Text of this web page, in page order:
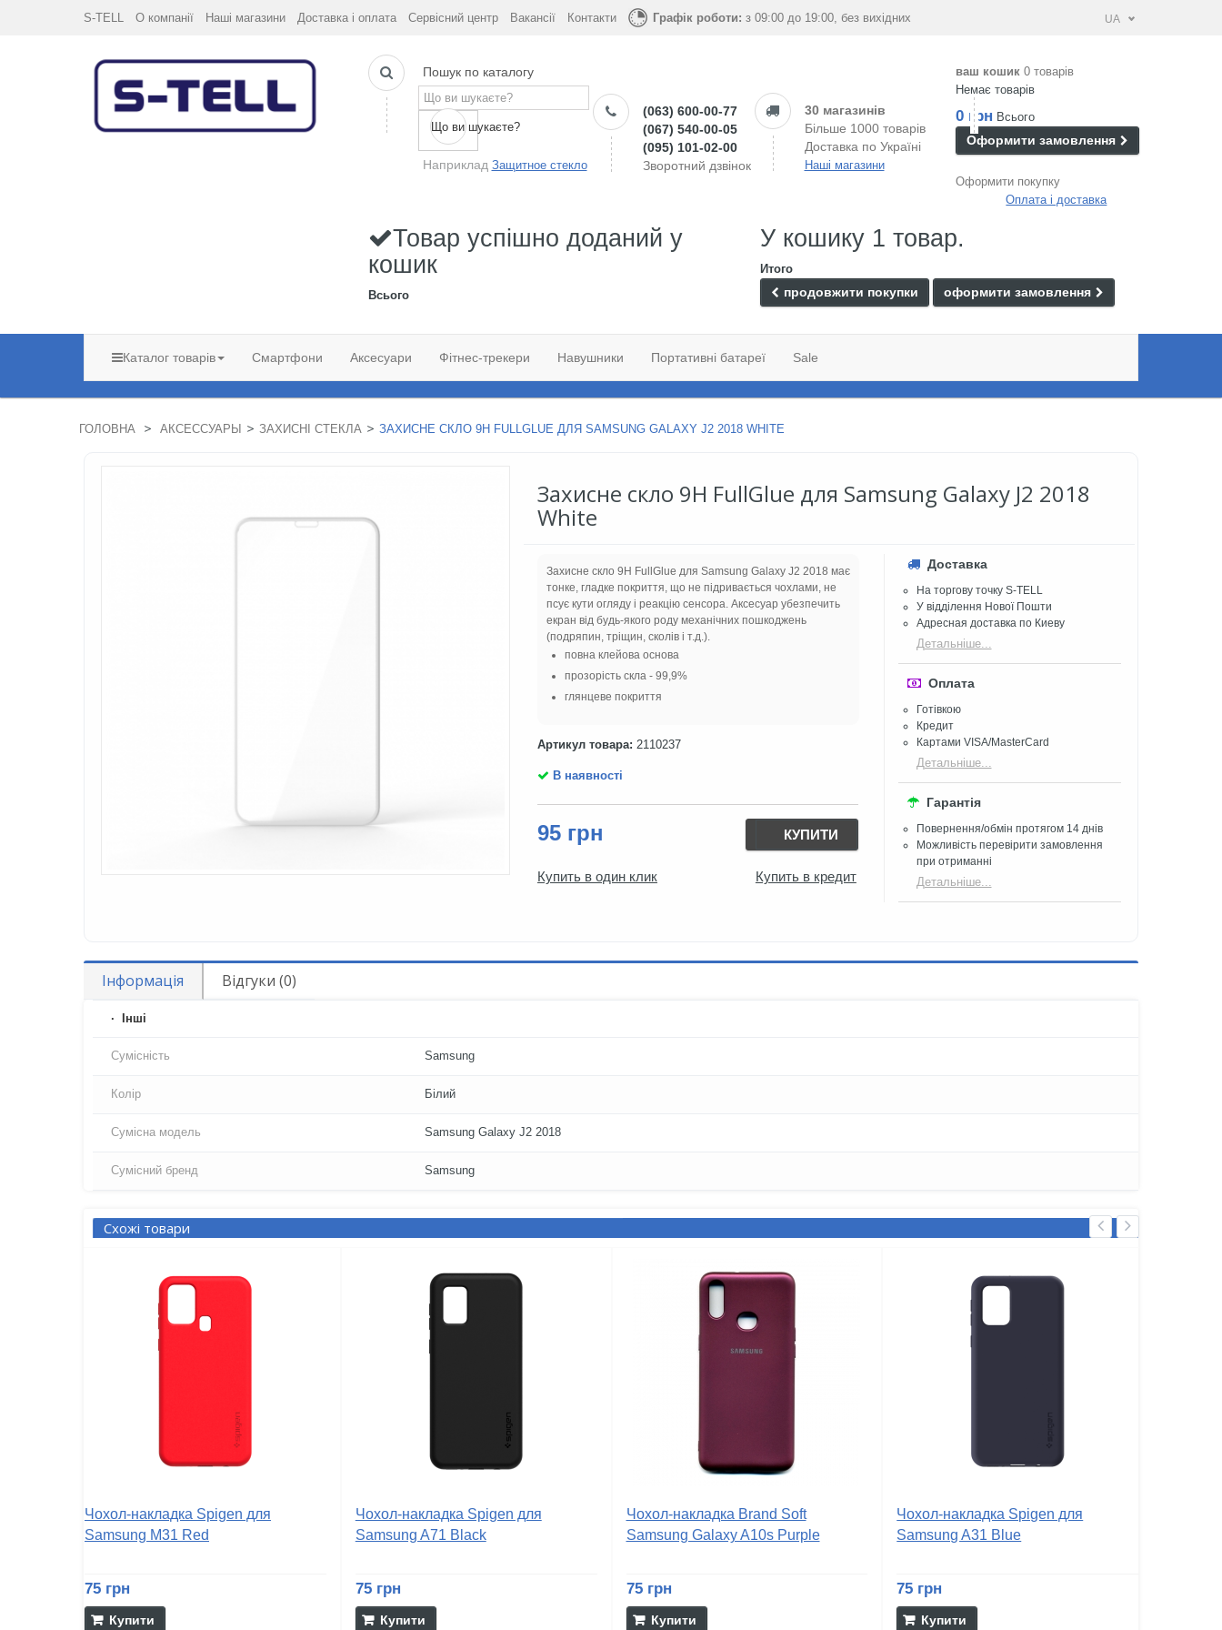
S-TELL О компанії Наші магазини Доставка і оплата Сервісний центр Вакансії Контакти Графік роботи: з 09:00 до 19:00, без вихідних UA
Пошук по каталогу
Що ви шукаєте?
Наприклад Защитное стекло
(063) 600-00-77
(067) 540-00-05
(095) 101-02-00
Зворотний дзвінок
30 магазинів
Більше 1000 товарів
Доставка по Україні
Наші магазини
ваш кошик 0 товарів
Немає товарів
0 грн Всього
Оформити замовлення
Оформити покупку
Оплата і доставка
Товар успішно доданий у
кошик
Всього
У кошику 1 товар.
Итого
продовжити покупки оформити замовлення
Каталог товарів Смартфони Аксесуари Фітнес-трекери Навушники Портативні батареї Sale
ГОЛОВНА > АКСЕССУАРЫ > ЗАХИСНІ СТЕКЛА > ЗАХИСНЕ СКЛО 9H FULLGLUE ДЛЯ SAMSUNG GALAXY J2 2018 WHITE
Захисне скло 9H FullGlue для Samsung Galaxy J2 2018
White
Захисне скло 9H FullGlue для Samsung Galaxy J2 2018 має
тонке, гладке покриття, що не підривається чохлами, не
псує кути огляду і реакцію сенсора. Аксесуар убезпечить
екран від будь-якого роду механічних пошкоджень
(подряпин, тріщин, сколів і т.д.).
повна клейова основа
прозорість скла - 99,9%
глянцеве покриття
Артикул товара: 2110237
В наявності
95 грн КУПИТИ
Купить в один клик Купить в кредит
Доставка
На торгову точку S-TELL
У відділення Нової Пошти
Адресная доставка по Киеву
Детальніше...
Оплата
Готівкою
Кредит
Картами VISA/MasterCard
Детальніше...
Гарантія
Повернення/обмін протягом 14 днів
Можливість перевірити замовлення
при отриманні
Детальніше...
Інформація Відгуки (0)
Iнші
Сумісність Samsung
Колір Білий
Сумісна модель Samsung Galaxy J2 2018
Сумісний бренд Samsung
Схожі товари
Чохол-накладка Spigen для
Samsung M31 Red
75 грн
Купити
Чохол-накладка Spigen для
Samsung A71 Black
75 грн
Купити
Чохол-накладка Brand Soft
Samsung Galaxy A10s Purple
75 грн
Купити
Чохол-накладка Spigen для
Samsung A31 Blue
75 грн
Купити